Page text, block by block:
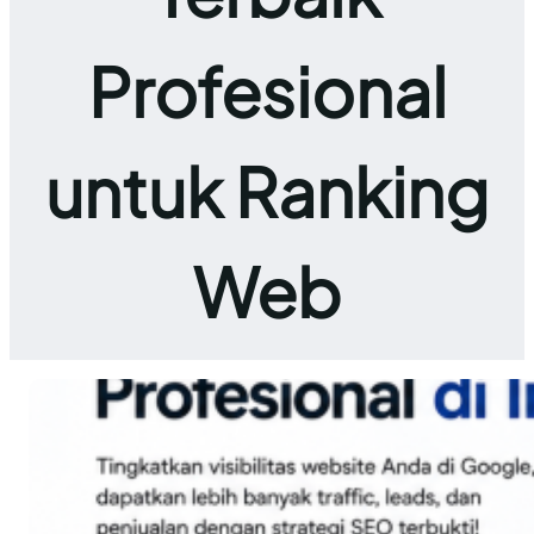
Profesional
untuk Ranking
Web